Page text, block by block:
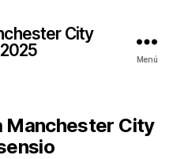
City
Menú
Manchester City